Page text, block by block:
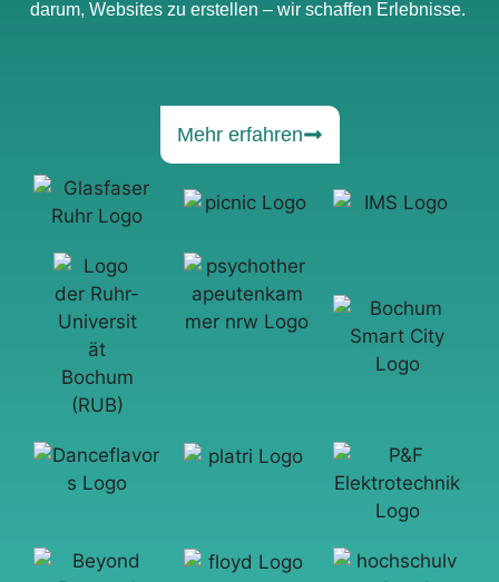
darum, Websites zu erstellen – wir schaffen Erlebnisse.
Mehr erfahren